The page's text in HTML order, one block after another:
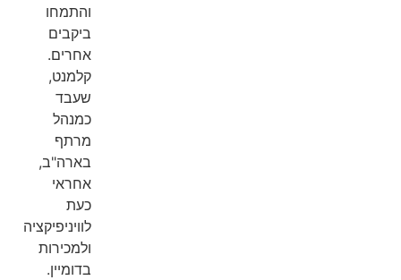
והתמחו
ביקבים
אחרים.
קלמנט,
שעבד
כמנהל
מרתף
בארה"ב,
אחראי
כעת
לוויניפיקציה
ולמכירות
בדומיין.